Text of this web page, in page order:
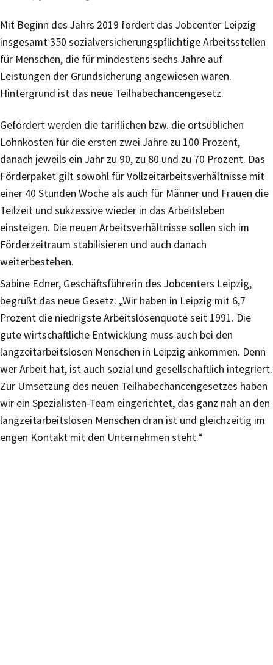
Mit Beginn des Jahrs 2019 fördert das Jobcenter Leipzig
insgesamt 350 sozialversicherungspflichtige Arbeitsstellen
für Menschen, die für mindestens sechs Jahre auf
Leistungen der Grundsicherung angewiesen waren.
Hintergrund ist das neue Teilhabechancengesetz.
Gefördert werden die tariflichen bzw. die ortsüblichen
Lohnkosten für die ersten zwei Jahre zu 100 Prozent,
danach jeweils ein Jahr zu 90, zu 80 und zu 70 Prozent. Das
Förderpaket gilt sowohl für Vollzeitarbeitsverhältnisse mit
einer 40 Stunden Woche als auch für Männer und Frauen die
Teilzeit und sukzessive wieder in das Arbeitsleben
einsteigen. Die neuen Arbeitsverhältnisse sollen sich im
Förderzeitraum stabilisieren und auch danach
weiterbestehen.
Sabine Edner, Geschäftsführerin des Jobcenters Leipzig,
begrüßt das neue Gesetz: „Wir haben in Leipzig mit 6,7
Prozent die niedrigste Arbeitslosenquote seit 1991. Die
gute wirtschaftliche Entwicklung muss auch bei den
langzeitarbeitslosen Menschen in Leipzig ankommen. Denn
wer Arbeit hat, ist auch sozial und gesellschaftlich integriert.
Zur Umsetzung des neuen Teilhabechancengesetzes haben
wir ein Spezialisten-Team eingerichtet, das ganz nah an den
langzeitarbeitslosen Menschen dran ist und gleichzeitig im
engen Kontakt mit den Unternehmen steht.“